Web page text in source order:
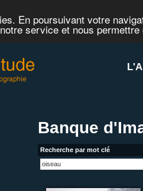
En poursuivant votre
service et nous
Banque
Recherche par mot clé